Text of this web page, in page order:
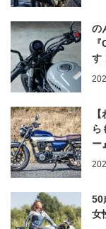
の
す
ら
ー
う
50
女